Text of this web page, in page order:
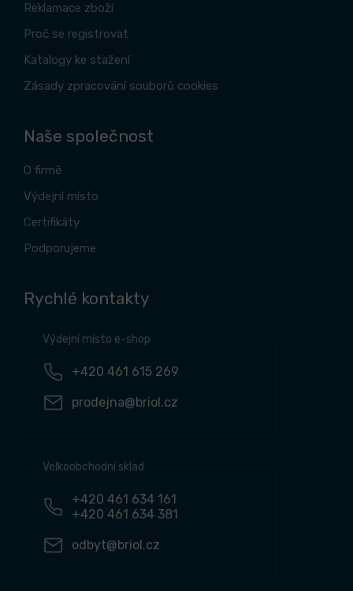
Reklamace zboží
Proč se registrovat
Katalogy ke stažení
Zásady zpracování souborů cookies
Naše společnost
O firmě
Výdejní místo
Certifikáty
Podporujeme
Rychlé kontakty
Výdejní místo e-shop
+420 461 615 269
prodejna@briol.cz
Velkoobchodní sklad
+420 461 634 161
+420 461 634 381
odbyt@briol.cz